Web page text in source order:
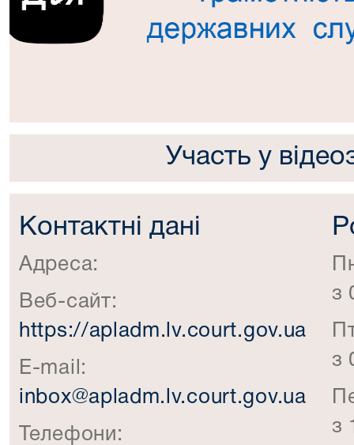
Попередній
Участь у
Контактні дані
Адреса:
Веб-сайт:
https://apladm.lv.court.gov.ua
E-mail:
inbox@apladm.lv.court.gov.ua
Телефони:
з
з
з